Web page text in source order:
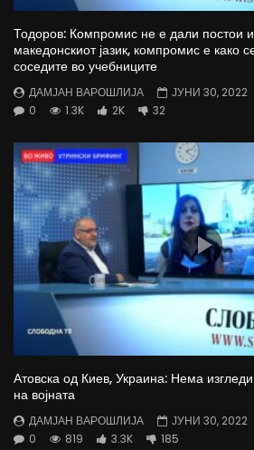
Тодоров: Компромис не е дали постои
македонскиот јазик, компромис е како
соседите во учебниците
ДАМЈАН ВАРОШЛИЈА
ЈУНИ 30, 2022
0
1.3K 2K 32
Атовска од Киев, Украина: Нема
на војната
ДАМЈАН ВАРОШЛИЈА
ЈУНИ 30, 2022
0
819 3.3K 185